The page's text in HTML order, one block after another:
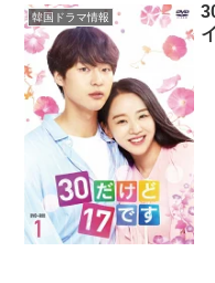
韓国ドラマ情報